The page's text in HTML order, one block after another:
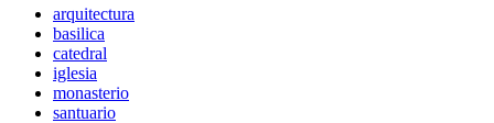
arquitectura
basilica
catedral
iglesia
monasterio
santuario